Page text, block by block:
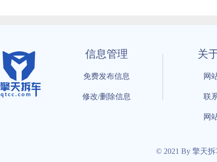
信息管理
免费发布信息
修改/删除信息
关
网
联
网
© 2021 By 擎天